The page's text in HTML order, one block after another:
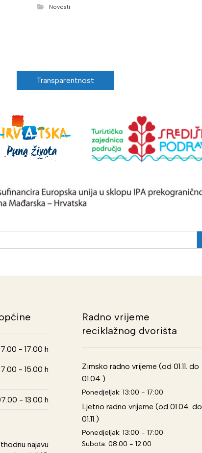
Novosti
Transparentnost
- 17.00 h
- 15.00 h
- 13.00 h
najavu
Radno vrijeme
reciklažnog dvorišta
Zimsko radno vrijeme (od 01.11. do
01.04.)
Ponedjeljak: 13:00 - 17:00
Ljetno radno vrijeme (od 01.04. do
01.11.)
Ponedjeljak: 13:00 - 17:00
Subota: 08:00 - 12:00